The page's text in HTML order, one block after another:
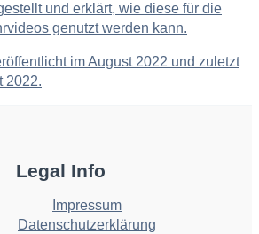
und erklärt, wie diese für die
genutzt werden kann.
im August 2022 und zuletzt
2022.
Legal Info
Impressum
Datenschutzerklärung